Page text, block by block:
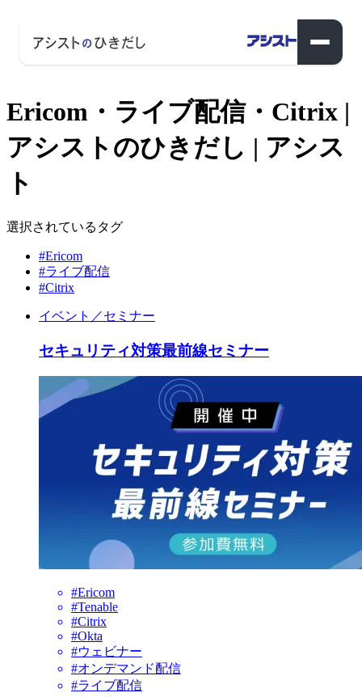
Ericom・ライブ配信・Citrix |
アシストのひきだし | アシス
ト
選択されているタグ
#Ericom
#ライブ配信
#Citrix
イベント／セミナー
セキュリティ対策最前線セミナー
#Ericom
#Tenable
#Citrix
#Okta
#ウェビナー
#オンデマンド配信
#ライブ配信